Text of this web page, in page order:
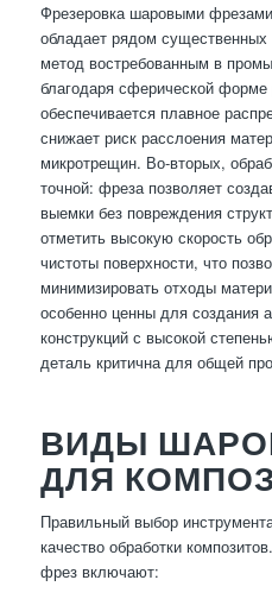
Фрезеровка шаровыми
обладает рядом
метод востребованным в
благодаря сферической
обеспечивается плавное
снижает риск расслоения
микротрещин. Во-вторых,
точной: фреза позволяет
выемки без повреждения
отметить высокую скорость
чистоты поверхности, что
минимизировать отходы
особенно ценны для создания
конструкций с высокой
деталь критична для общей
ВИДЫ
ДЛЯ
Правильный выбор
качество обработки
фрез включают: